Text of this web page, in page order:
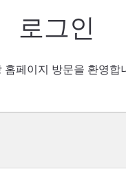
로그인
홈페이지 방문을 환영합